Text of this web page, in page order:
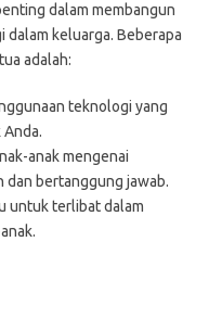
dalam membangun
keluarga. Beberapa
adalah:
teknologi yang
anak mengenai
dan bertanggung jawab.
untuk terlibat dalam